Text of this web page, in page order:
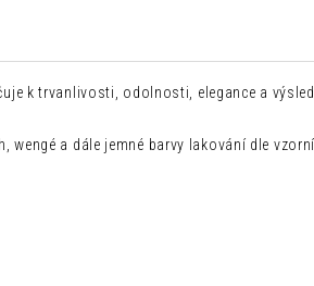
k trvanlivosti, odolnosti, elegance a
a dále jemné barvy lakování dle